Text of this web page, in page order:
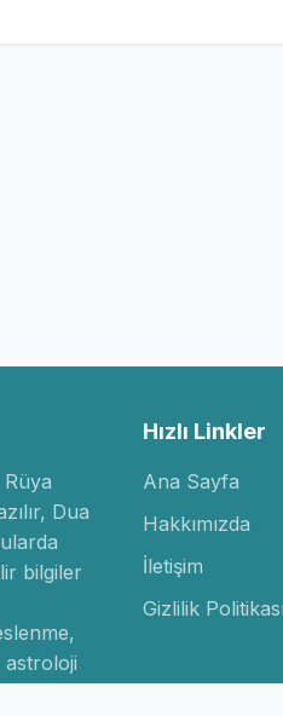
Dua
bilgiler
astroloji
Hızlı Linkler
Ana Sayfa
Hakkımızda
İletişim
Gizlilik Politikası